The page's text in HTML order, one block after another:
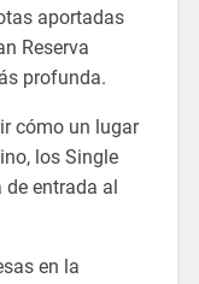
aportadas
Reserva
profunda.
cómo un lugar
los Single
entrada al
en la